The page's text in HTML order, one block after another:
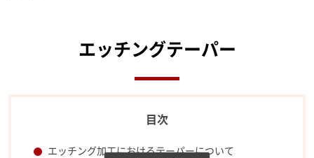
エッチングテーパー
エッチング加工におけるテーパーについて